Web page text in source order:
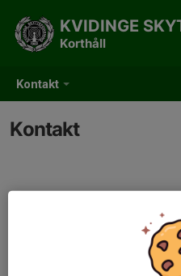
Kontakt
KVIDINGE
Korthåll
Kontakt